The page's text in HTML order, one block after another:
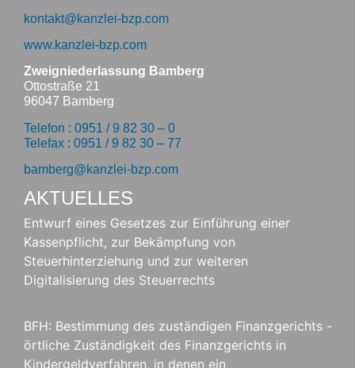
kontakt@kanzlei-bzp.com
www.kanzlei-bzp.com
Zweigniederlassung Bamberg
Ottostraße 21
96047 Bamberg
Telefon : 0951 / 9 82 30 – 0
Telefax : 0951 / 9 82 30 – 77
bamberg@kanzlei-bzp.com
AKTUELLES
Entwurf eines Gesetzes zur Einführung einer
Kassenpflicht, zur Bekämpfung von
Steuerhinterziehung und zur weiteren
Digitalisierung des Steuerrechts
BFH: Bestimmung des zuständigen Finanzgerichts -
örtliche Zuständigkeit des Finanzgerichts in
Kindergeldverfahren, in denen ein